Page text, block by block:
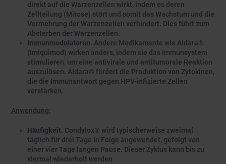
direkt auf die Warzenzellen wirkt, indem es deren
Zellteilung (Mitose) stört und somit das Wachstum und die
Vermehrung der Warzenzellen verhindert. Dies führt zum
Absterben der Warzenzellen.
Immunmodulatoren. Andere Medikamente wie Aldara®
(Imiquimod) wirken anders, indem sie das Immunsystem
stimulieren, um eine antivirale und antitumorale Reaktion
auszulösen. Aldara® fördert die Produktion von Zytokinen,
die die Immunantwort gegen HPV-infizierte Zellen
verstärken.
Anwendung:
Häufigkeit. Condylox® wird typischerweise zweimal
täglich für drei Tage in Folge angewendet, gefolgt von
einer vier Tage langen Pause. Dieser Zyklus kann bis zu
viermal wiederholt werden.